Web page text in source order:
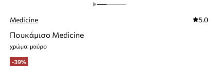
Medicine 5.0
Πουκάμισο Medicine
χρώμα: μαύρο
-39%